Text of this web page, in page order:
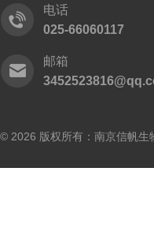
电话
025-66060117
邮箱
© 2026 版权所有：南京信帆生